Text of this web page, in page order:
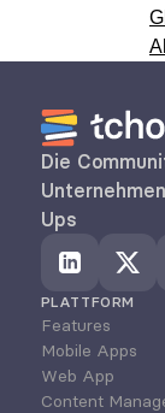
Die
Ups
PLATTFORM
Features
Mobile Apps
Web App
Content